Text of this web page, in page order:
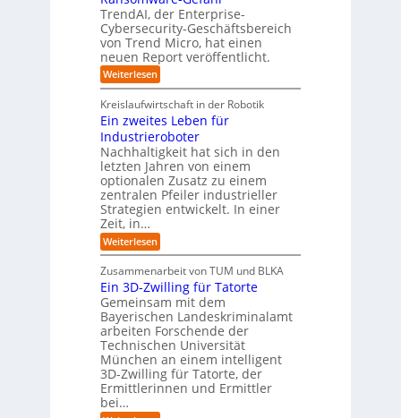
F
o
r
m
w
a
s
b
e
i
b
e
r
n
i
c
h
t
-
e
u
r
o
p
i
s
c
h
e
n
R
o
u
t
e
O
r
i
e
n
t
i
e
r
u
n
g
t
r
i
a
l
A
I
n
S
A
P
:
W
i
e
s
u
b
r
e
D
a
t
e
n
K
I
-
r
TrendAI, der Enterprise-
Cybersecurity-Geschäftsbereich
von Trend Micro, hat einen
neuen Report veröffentlicht.
Weiterlesen:
T
e
n
d
A
I
-
R
e
p
r
t
S
i
n
k
e
n
d
e
s
C
b
Kreislaufwirtschaft in der Robotik
Ein zweites Leben für
Industrieroboter
Nachhaltigkeit hat sich in den
letzten Jahren von einem
optionalen Zusatz zu einem
zentralen Pfeiler industrieller
Strategien entwickelt. In einer
Zeit, in…
Weiterlesen:
E
n
z
w
e
i
t
e
s
L
e
Zusammenarbeit von TUM und BLKA
Ein 3D-Zwilling für Tatorte
Gemeinsam mit dem
Bayerischen Landeskriminalamt
arbeiten Forschende der
Technischen Universität
München an einem intelligent
3D-Zwilling für Tatorte, der
Ermittlerinnen und Ermittler
bei…